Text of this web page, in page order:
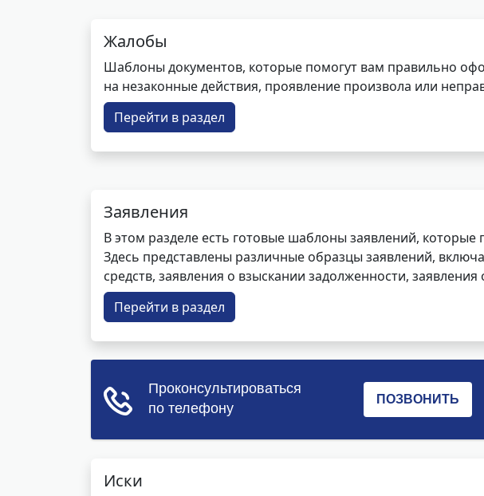
Жалобы
Шаблоны документов, которые помогут вам правильно
на незаконные действия, проявление произвола или
Перейти в раздел
Заявления
В этом разделе есть готовые шаблоны заявлений,
Здесь представлены различные образцы заявлений,
средств, заявления о взыскании задолженности,
Перейти в раздел
Иски